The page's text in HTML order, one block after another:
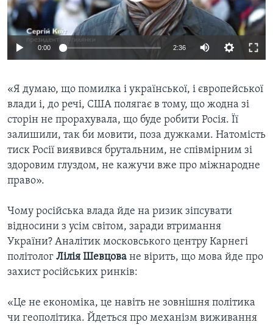
0:00 2:36
«Я думаю, що помилка і української, і європейської
влади і, до речі, США полягає в тому, що жодна зі
сторін не прорахувала, що буде робити Росія. Її
залишили, так би мовити, поза дужками. Натомість
тиск Росії виявився брутальним, не співмірним зі
здоровим глуздом, не кажучи вже про міжнародне
право».
Чому російська влада йде на ризик зіпсувати
відносини з усім світом, заради втримання
України? Аналітик московського центру Карнегі
політолог Лілія Шевцова не вірить, що мова йде про
захист російських ринків:
«Це не економіка, це навіть не зовнішня політика
чи геополітика. Йдеться про механізм виживання